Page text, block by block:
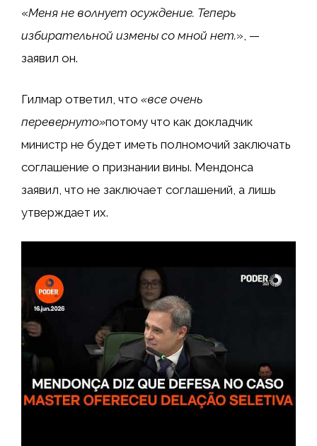
«Меня не волнует осуждение. Теперь
избирательной измены со мной нет.», —
заявил он.
Гилмар ответил, что «все очень
перевернуто»потому что как докладчик
министр не будет иметь полномочий заключать
соглашение о признании вины. Мендонса
заявил, что не заключает соглашений, а лишь
утверждает их.